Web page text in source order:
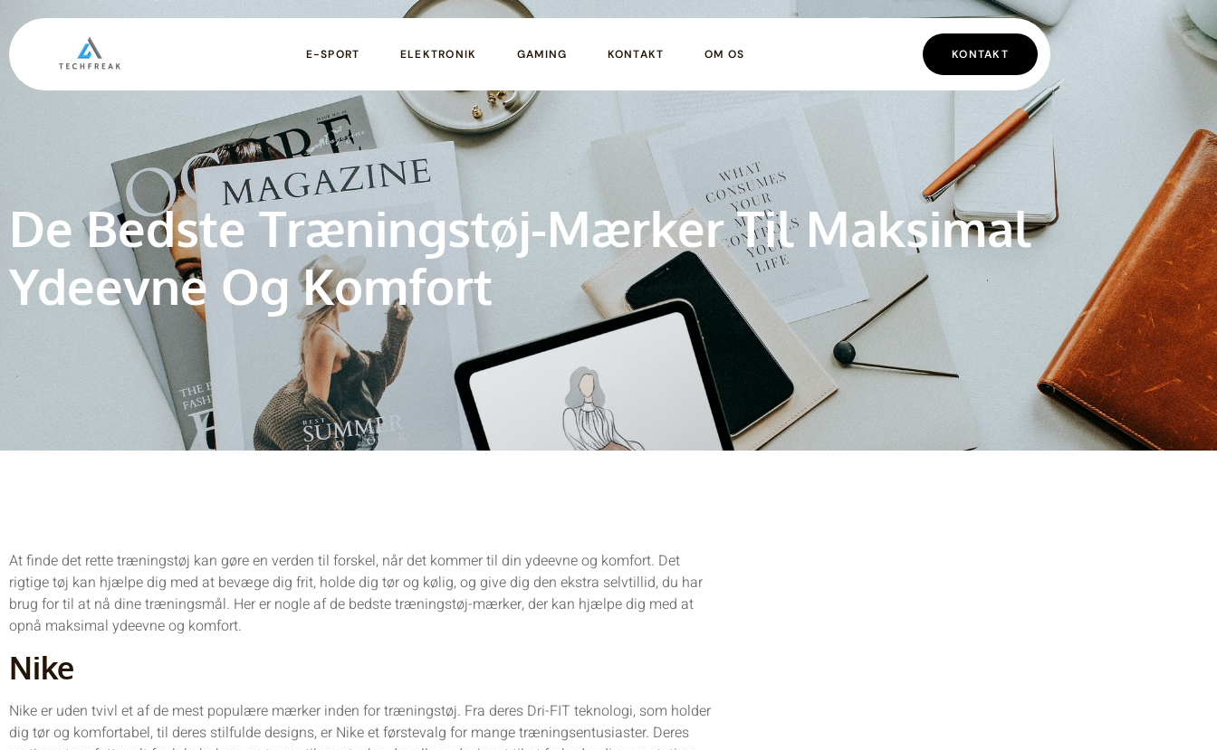
E-SPORT ELEKTRONIK GAMING KONTAKT OM OS KONTAKT
De Bedste Træningstøj-Mærker Til Maksimal
Ydeevne Og Komfort
At finde det rette træningstøj kan gøre en verden til forskel, når det kommer til din ydeevne og komfort. Det
rigtige tøj kan hjælpe dig med at bevæge dig frit, holde dig tør og kølig, og give dig den ekstra selvtillid, du har
brug for til at nå dine træningsmål. Her er nogle af de bedste træningstøj-mærker, der kan hjælpe dig med at
opnå maksimal ydeevne og komfort.
Nike
Nike er uden tvivl et af de mest populære mærker inden for træningstøj. Fra deres Dri-FIT teknologi, som holder
dig tør og komfortabel, til deres stilfulde designs, er Nike et førstevalg for mange træningsentusiaster. Deres